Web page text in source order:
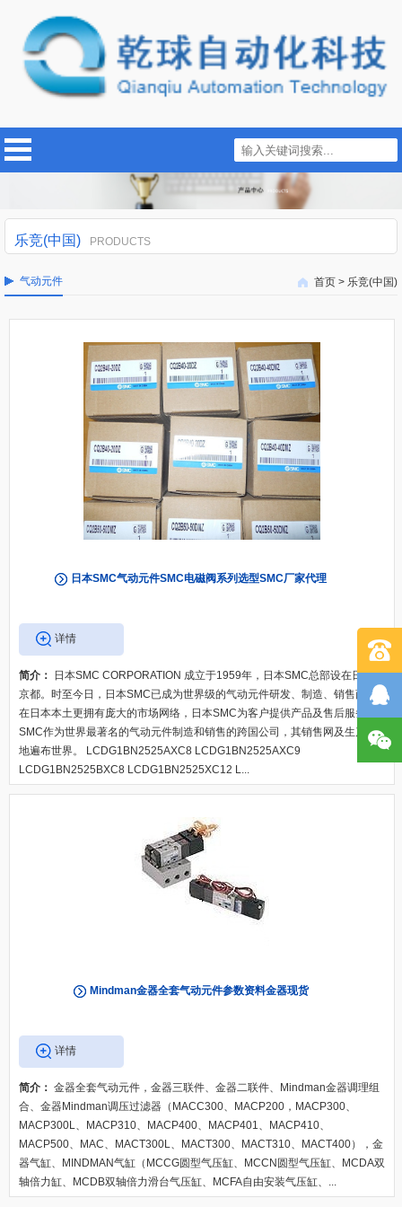
乐竞(中国) PRODUCTS
首页 > 乐竞(中国)
气动元件
日本SMC气动元件SMC电磁阀系列选型SMC厂家代理
详情
简介：
日本SMC CORPORATION 成立于1959年，日本SMC总部设在日本东
京都。时至今日，日本SMC已成为世界级的气动元件研发、制造、销售商。
在日本本土更拥有庞大的市场网络，日本SMC为客户提供产品及售后服务。
SMC作为世界最著名的气动元件制造和销售的跨国公司，其销售网及生产基
地遍布世界。 LCDG1BN2525AXC8 LCDG1BN2525AXC9
LCDG1BN2525BXC8 LCDG1BN2525XC12 L...
Mindman金器全套气动元件参数资料金器现货
详情
简介： 金器全套气动元件，金器三联件、金器二联件、Mindman金器调理组
合、金器Mindman调压过滤器（MACC300、MACP200，MACP300、
MACP300L、MACP310、MACP400、MACP401、MACP410、
MACP500、MAC、MACT300L、MACT300、MACT310、MACT400），金
器气缸、MINDMAN气缸（MCCG圆型气压缸、MCCN圆型气压缸、MCDA双
轴倍力缸、MCDB双轴倍力滑台气压缸、MCFA自由安装气压缸、...